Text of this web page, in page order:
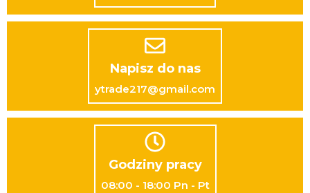
Napisz do nas
ytrade217@gmail.com
Godziny pracy
08:00 - 18:00 Pn - Pt